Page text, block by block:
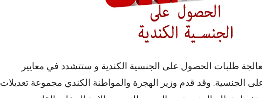
طلبات الحصول على الجنسية الكندية و ستتشدد في معايير
الجنسية. وقد قدم وزير الهجرة والمواطنة الكندي مجموعة تعديلات